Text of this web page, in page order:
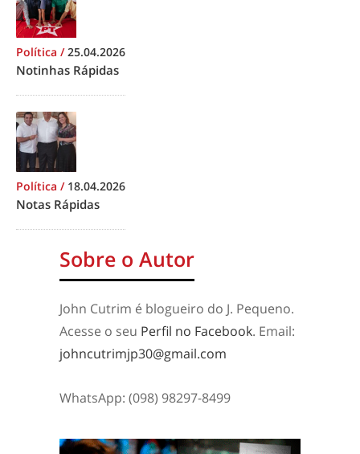
Política /25.04.2026
Notinhas Rápidas
Política / 18.04.2026
Notas Rápidas
Sobre o Autor
John Cutrim é blogueiro do J. Pequeno.
Acesse o seu Perfil no Facebook. Email:
johncutrimjp30@gmail.com
WhatsApp: (098) 98297-8499